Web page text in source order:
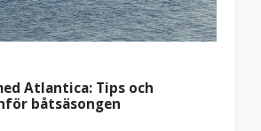
Atlantica: Tips och
båtsäsongen